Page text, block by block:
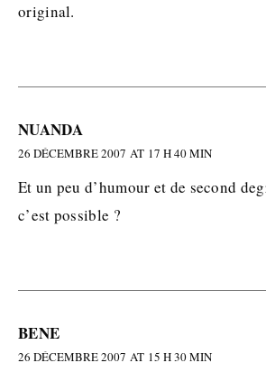
original.
NUANDA
26 DÉCEMBRE 2007 AT 17 H 40 MIN
Et un peu d’humour et de second
c’est possible ?
BENE
26 DÉCEMBRE 2007 AT 15 H 30 MIN